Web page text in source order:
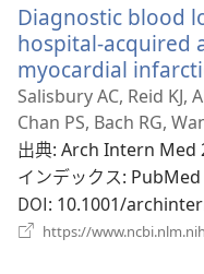
Diagnostic blood
hospital-acquired
myocardial
Salisbury AC, Reid KJ,
Chan PS, Bach RG,
出典‎: Arch Intern Med
インデックス‎:
DOI‎: 10.1001/
https://